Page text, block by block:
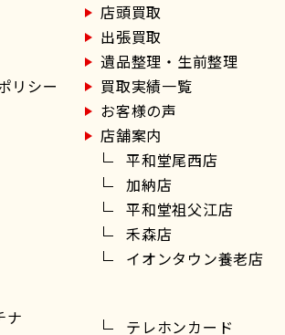
リシー
店頭買取
出張買取
遺品整理・生前整理
買取実績一覧
お客様の声
店舗案内
平和堂尾西店
加納店
平和堂祖父江店
禾森店
イオンタウン養老店
ナ
テレホンカード